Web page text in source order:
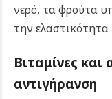
νερό, τα φρούτα
την ελαστικότητα
Βιταμίνες και
αντιγήρανση